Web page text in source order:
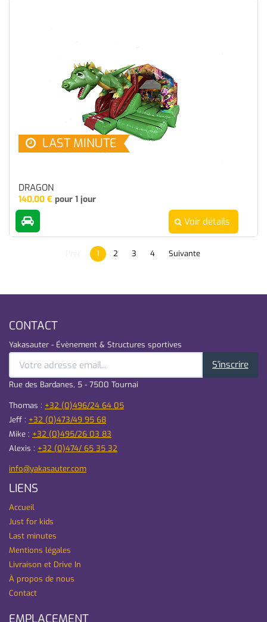
LAST MINUTE
DRAGON
140,00 € pour 1 jour
Voir détails
1 2 3 4 Suivante
CONTACT
Yakasauter - Évènement & Structures sportives
S'inscrire
Rue des Bardanes, 5 - 7500 Tournai
Thomas : +32 (0)496/24 64 05
Jeff : +32 (0)473/49 95 68
Mike : +32 (0)495/26 03 83
Alexis : +32 (0)474/ 65 35 32
info@yakasauter.com
LIENS
Accueil
Just for kids
Last minutes
Mentions légales
Livraison et Drive In
À propos de nous
Contact
EMPLACEMENT